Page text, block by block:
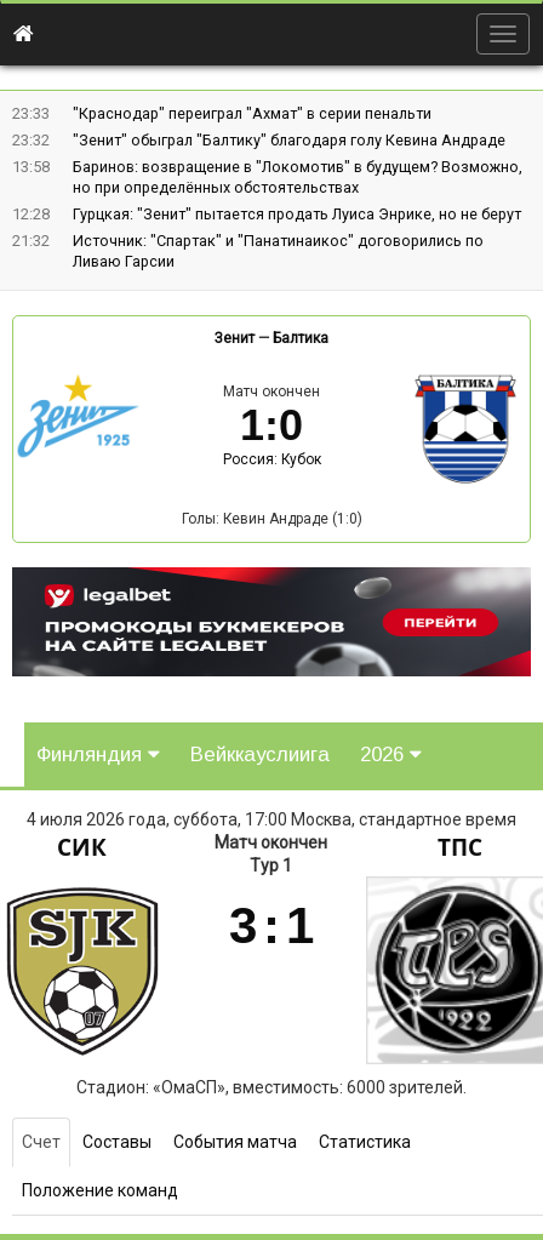
23:33
"Краснодар" переиграл "Ахмат" в серии пенальти
23:32
"Зенит" обыграл "Балтику" благодаря голу Кевина Андраде
13:58
Баринов: возвращение в "Локомотив" в будущем? Возможно,
но при определённых обстоятельствах
12:28
Гурцкая: "Зенит" пытается продать Луиса Энрике, но не берут
21:32
Источник: "Спартак" и "Панатинаикос" договорились по
Ливаю Гарсии
Зенит— Балтика
Матч окончен
1:0
Россия: Кубок
Голы: Кевин Андраде (1:0)
Финляндия Вейккауслиига 2026
4 июля 2026 года, суббота, 17:00 Москва, стандартное время
СИК
Матч окончен
Тур 1
3 : 1
ТПС
Стадион: «ОмаСП», вместимость: 6000 зрителей.
Счет Составы События матча Статистика
Положение команд